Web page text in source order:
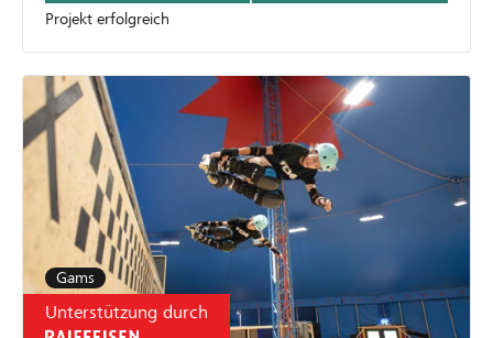
Projekt erfolgreich
Gams
Unterstützung durch